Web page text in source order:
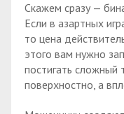
Скажем сразу —
Если в азартных
то цена
этого вам нужно
постигать сложный
поверхностно, а